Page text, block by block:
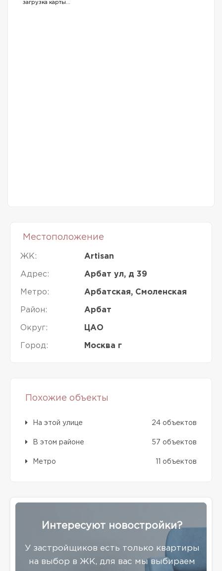
загрузка карты...
Местоположение
ЖК: Artisan
Адрес: Арбат ул, д 39
Метро: Арбатская, Смоленская
Район: Арбат
Округ: ЦАО
Город: Москва г
Похожие объекты
На этой улице 24 объектов
В этом районе 57 объектов
Метро 11 объектов
Интересуют новостройки?
У застройщиков есть только квартиры
на выбор в ЖК, для вас мы выбираем